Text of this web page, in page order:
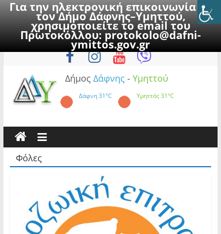
Για την ηλεκτρονική επικοινωνία με
τον Δήμο Δάφνης–Υμηττού,
χρησιμοποιείτε το email του
Πρωτοκόλλου:protokolo@dafni-
ymittos.gov.gr
to
Κυριακή, 9 Αυγούστου 2026
Δήμος Δάφνης - Υμηττού
Δάφνη31°C Υμηττός31°C
Φόλες